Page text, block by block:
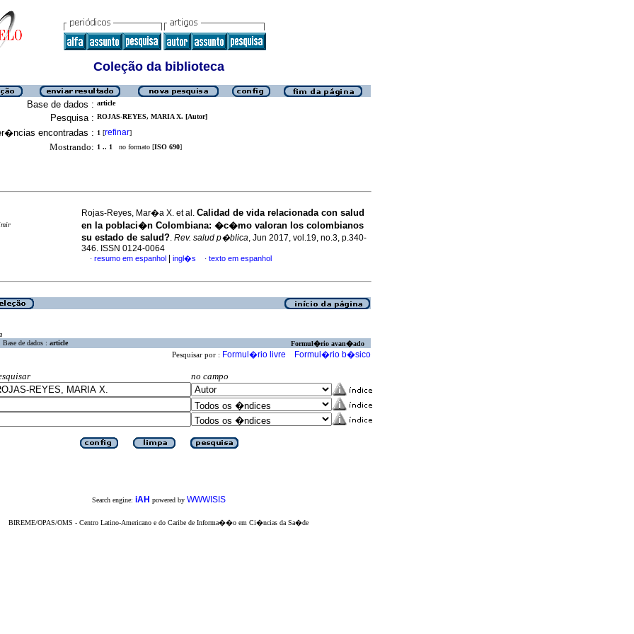
Coleção da biblioteca
Base de dados : article
Pesquisa : ROJAS-REYES, MARIA X. [Autor]
encontradas : 1 [refinar]
Mostrando: 1 .. 1 no formato [ISO 690]
Rojas-Reyes, Mar�a X. et al. Calidad de vida relacionada con salud
en la poblaci�n Colombiana: �c�mo valoran los colombianos
su estado de salud?. Rev. salud p�blica, Jun 2017, vol.19, no.3, p.340-
346. ISSN 0124-0064
· resumo em espanhol ingl�s · texto em espanhol
Base de dados : article Formul�rio avan�ado
Pesquisar por : Formul�rio livre Formul�rio b�sico
no campo
Search engine: iAH powered by WWWISIS
BIREME/OPAS/OMS - Centro Latino-Americano e do Caribe de Informa��o em Ci�ncias da Sa�de